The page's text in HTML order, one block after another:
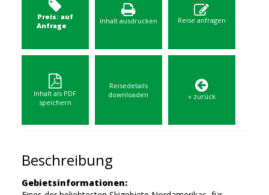
Preis: auf
Anfrage
Inhalt ausdrucken Reise anfragen
Inhalt als PDF
speichern
Reisedetails
downloaden
« zurück
Beschreibung
Gebietsinformationen: